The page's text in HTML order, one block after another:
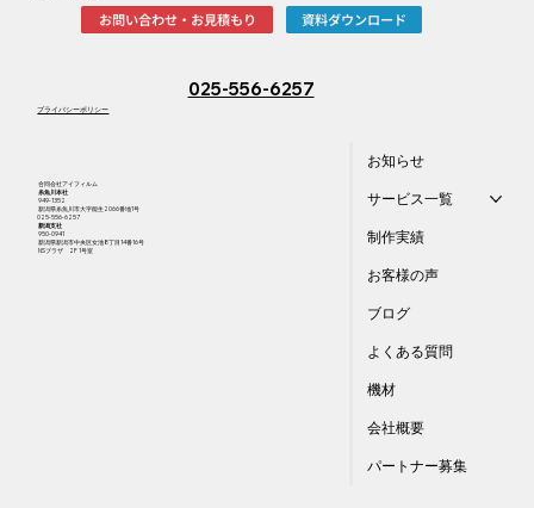
合同会社アイフィルム
​糸魚川本社
949-1352
新潟県糸魚川市大字能生2066番地1号
025-556-6257
新潟支社
950-0941
新潟県新潟市中央区女池8丁目14番16号
​NSプラザ 2F 1号室
​プライバシーポリシー
お問い合わせ・お見積もり 資料ダウンロード
お知らせ
サービス一覧
制作実績
お客様の声
ブログ
よくある質問
機材
会社概要
パートナー募集
025-556-6257